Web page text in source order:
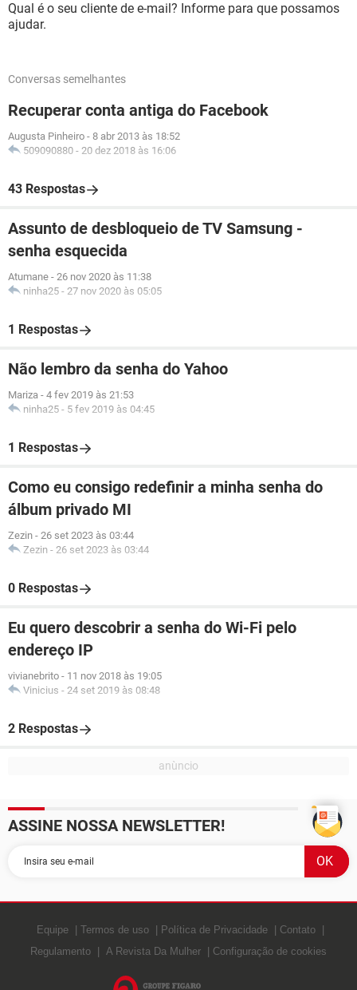
Qual é o seu cliente de e-mail? Informe para que possamos
ajudar.
Conversas semelhantes
Recuperar conta antiga do Facebook
Augusta Pinheiro - 8 abr 2013 às 18:52
509090880 - 20 dez 2018 às 16:06
43 Respostas
Assunto de desbloqueio de TV Samsung -
senha esquecida
Atumane - 26 nov 2020 às 11:38
ninha25 - 27 nov 2020 às 05:05
1 Respostas
Não lembro da senha do Yahoo
Mariza - 4 fev 2019 às 21:53
ninha25 - 5 fev 2019 às 04:45
1 Respostas
Como eu consigo redefinir a minha senha do
álbum privado MI
Zezin - 26 set 2023 às 03:44
Zezin - 26 set 2023 às 03:44
0 Respostas
Eu quero descobrir a senha do Wi-Fi pelo
endereço IP
vivianebrito - 11 nov 2018 às 19:05
Vinicius - 24 set 2019 às 08:48
2 Respostas
ASSINE NOSSA NEWSLETTER!
Equipe Termos de uso Política de Privacidade
Contato
Regulamento
A Revista Da Mulher Configuração de cookies